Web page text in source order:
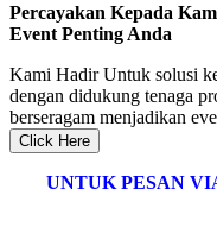
Percayakan Kepada
Event Penting Anda
Kami Hadir Untuk solusi
dengan didukung tenaga
berseragam menjadikan
Click Here
UNTUK PESAN